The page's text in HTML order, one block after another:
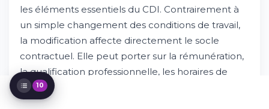
de travail
Les règles relatives à la procédure de
modification du contrat de travail
Protection et recours du salarié
10
les éléments essentiels du CDI. Contrairement à
un simple changement des conditions de travail,
la modification affecte directement le socle
contractuel. Elle peut porter sur la rémunération,
la qualification professionnelle, les horaires de
travail ou le lieu de travail du salarié.